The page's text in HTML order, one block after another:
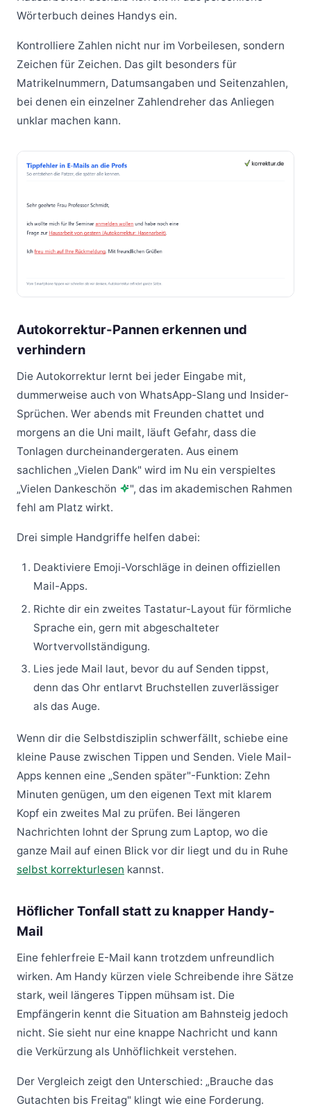
Wörterbuch deines Handys ein.
Kontrolliere Zahlen nicht nur im Vorbeilesen, sondern
Zeichen für Zeichen. Das gilt besonders für
Matrikelnummern, Datumsangaben und Seitenzahlen,
bei denen ein einzelner Zahlendreher das Anliegen
unklar machen kann.
Autokorrektur-Pannen erkennen und
verhindern
Die Autokorrektur lernt bei jeder Eingabe mit,
dummerweise auch von WhatsApp-Slang und Insider-
Sprüchen. Wer abends mit Freunden chattet und
morgens an die Uni mailt, läuft Gefahr, dass die
Tonlagen durcheinandergeraten. Aus einem
sachlichen „Vielen Dank" wird im Nu ein verspieltes
„Vielen Dankeschön
", das im akademischen Rahmen
fehl am Platz wirkt.
Drei simple Handgriffe helfen dabei:
Deaktiviere Emoji-Vorschläge in deinen offiziellen
Mail-Apps.
Richte dir ein zweites Tastatur-Layout für förmliche
Sprache ein, gern mit abgeschalteter
Wortvervollständigung.
Lies jede Mail laut, bevor du auf Senden tippst,
denn das Ohr entlarvt Bruchstellen zuverlässiger
als das Auge.
Wenn dir die Selbstdisziplin schwerfällt, schiebe eine
kleine Pause zwischen Tippen und Senden. Viele Mail-
Apps kennen eine „Senden später"-Funktion: Zehn
Minuten genügen, um den eigenen Text mit klarem
Kopf ein zweites Mal zu prüfen. Bei längeren
Nachrichten lohnt der Sprung zum Laptop, wo die
ganze Mail auf einen Blick vor dir liegt und du in Ruhe
selbst korrekturlesen kannst.
Höflicher Tonfall statt zu knapper Handy-
Mail
Eine fehlerfreie E-Mail kann trotzdem unfreundlich
wirken. Am Handy kürzen viele Schreibende ihre Sätze
stark, weil längeres Tippen mühsam ist. Die
Empfängerin kennt die Situation am Bahnsteig jedoch
nicht. Sie sieht nur eine knappe Nachricht und kann
die Verkürzung als Unhöflichkeit verstehen.
Der Vergleich zeigt den Unterschied: „Brauche das
Gutachten bis Freitag" klingt wie eine Forderung.